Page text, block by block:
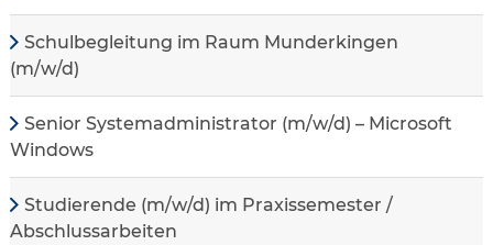
Schulbegleitung im Raum Munderkingen
(m/w/d)
Senior Systemadministrator (m/w/d) – Microsoft
Windows
Studierende (m/w/d) im Praxissemester /
Abschlussarbeiten